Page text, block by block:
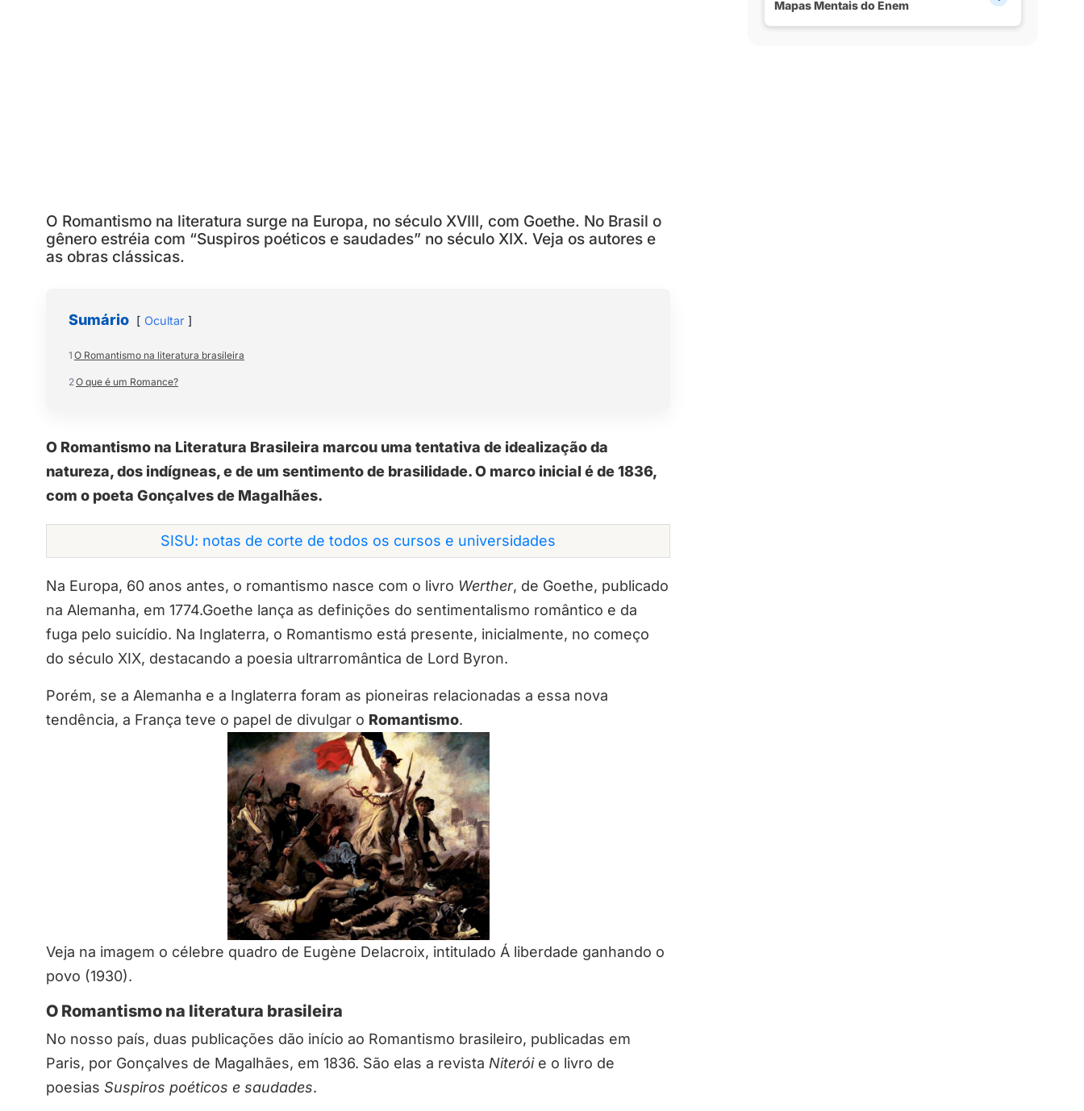
O Romantismo na literatura surge na Europa, no século XVIII, com Goethe. No Brasil o
gênero estréia com “Suspiros poéticos e saudades” no século XIX. Veja os autores e
as obras clássicas.
Sumário Ocultar
1 O Romantismo na literatura brasileira
2O que é um Romance?
O Romantismo na Literatura Brasileira marcou uma tentativa de idealização da
natureza, dos indígneas, e de um sentimento de brasilidade. O marco inicial é de 1836,
com o poeta Gonçalves de Magalhães.
SISU: notas de corte de todos os cursos e universidades
Na Europa, 60 anos antes, o romantismo nasce com o livro Werther, de Goethe, publicado
na Alemanha, em 1774.Goethe lança as definições do sentimentalismo romântico e da
fuga pelo suicídio. Na Inglaterra, o Romantismo está presente, inicialmente, no começo
do século XIX, destacando a poesia ultrarromântica de Lord Byron.
Porém, se a Alemanha e a Inglaterra foram as pioneiras relacionadas a essa nova
tendência, a França teve o papel de divulgar o Romantismo.
Veja na imagem o célebre quadro de Eugène Delacroix, intitulado Á liberdade ganhando o
povo (1930).
O Romantismo na literatura brasileira
No nosso país, duas publicações dão início ao Romantismo brasileiro, publicadas em
Paris, por Gonçalves de Magalhães, em 1836. São elas a revista Niteróie o livro de
poesias Suspiros poéticos e saudades.
Mapas Mentais do Enem